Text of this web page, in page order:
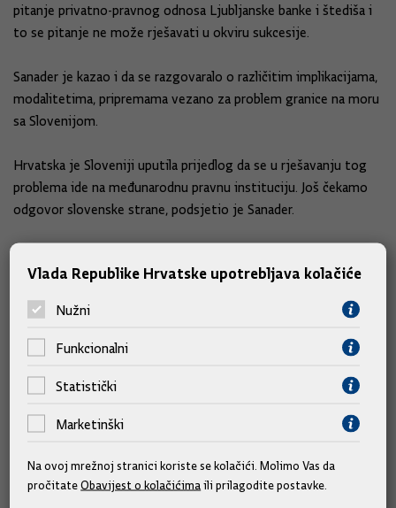
pitanje privatno-pravnog odnosa Ljubljanske banke i štediša i
to se pitanje ne može rješavati u okviru sukcesije.
Sanader je kazao i da se razgovaralo o različitim implikacijama,
modalitetima, pripremama vezano za problem granice na moru
sa Slovenijom.
Hrvatska je Sloveniji uputila prijedlog da se u rješavanju tog
problema ide na međunarodnu pravnu instituciju. Još čekamo
odgovor slovenske strane, podsjetio je Sanader.
tužbu za genocid koju je Hrvatska 1999. podnijela protiv Srbije
i Crne Gore (tada SR Jugoslavije) pred Međunarodnim sudom
pravde u Haagu.
je podnijela prigovor o nenadležnosti Suda na što se Hrvatska
rasprave o nadležnosti Suda, odnosno ta je tužba još u fazi
proceduralnih pitanja, a ne merituma stvari.
Vlada Republike Hrvatske upotrebljava kolačiće
Nužni
Funkcionalni
Statistički
Marketinški
Na ovoj mrežnoj stranici koriste se kolačići. Molimo Vas da
pročitateObavijest o kolačićimaili prilagodite postavke.